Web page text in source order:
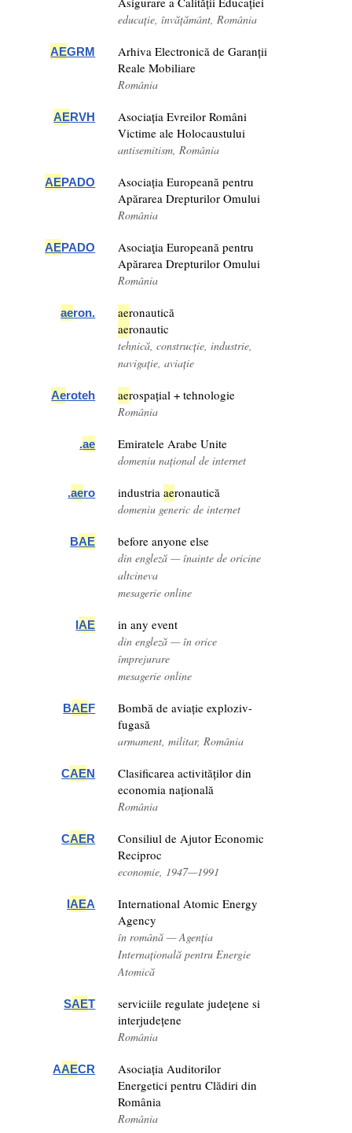
educație, învățământ, România
AEGRM
Arhiva Electronică de Garanții
Reale Mobiliare
România
AERVH
Asociația Evreilor Români
Victime ale Holocaustului
antisemitism, România
AEPADO
Asociația Europeană pentru
Apărarea Drepturilor Omului
România
AEPADO
Asociaţia Europeană pentru
Apărarea Drepturilor Omului
România
aeron. aeronautică
aeronautic
tehnică, construcție, industrie,
navigație, aviație
Aeroteh aerospațial + tehnologie
România
.ae Emiratele Arabe Unite
domeniu național de internet
.aero industriaaeronautică
domeniu generic de internet
BAE before anyone else
din engleză — înainte de oricine
altcineva
mesagerie online
IAE in any event
din engleză — în orice
împrejurare
mesagerie online
BAEF
Bombă de aviație exploziv-
fugasă
armament, militar, România
CAEN
Clasificarea activităților din
economia națională
România
CAER
Consiliul de Ajutor Economic
Reciproc
economie, 1947—1991
IAEA
International Atomic Energy
Agency
în română — Agenția
Internațională pentru Energie
Atomică
SAET
serviciile regulate județene si
interjudețene
România
AAECR
Asociația Auditorilor
Energetici pentru Clădiri din
România
România